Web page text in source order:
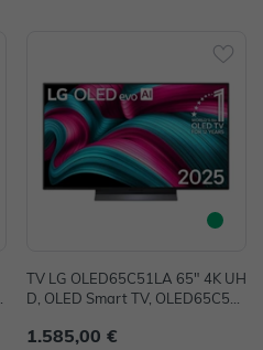
TV LG OLED65C51LA 65" 4K UH
D, OLED Smart TV, OLED65C51L
1.585,00 €